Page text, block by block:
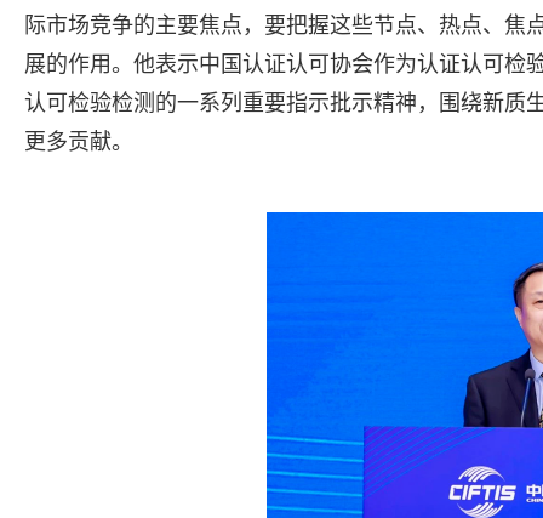
际市场竞争的主要焦点，要把握这些节点、热点、
展的作用。他表示中国认证认可协会作为认证认可检
认可检验检测的一系列重要指示批示精神，围绕新质
更多贡献。